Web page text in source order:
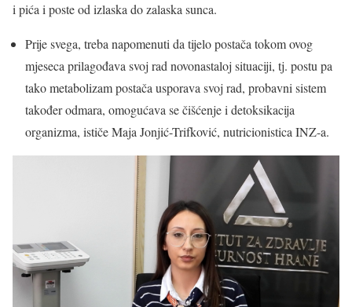
i pića i poste od izlaska do zalaska sunca.
Prije svega, treba napomenuti da tijelo postača tokom ovog
mjeseca prilagođava svoj rad novonastaloj situaciji, tj. postu pa
tako metabolizam postača usporava svoj rad, probavni sistem
također odmara, omogućava se čišćenje i detoksikacija
organizma, ističe Maja Jonjić-Trifković, nutricionistica INZ-a.